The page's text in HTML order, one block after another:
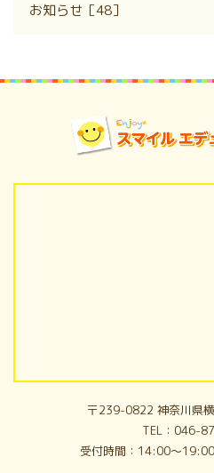
お知らせ［48］
〒239-0822 神奈川県
TEL
046-
受付時間
14:00～19:00